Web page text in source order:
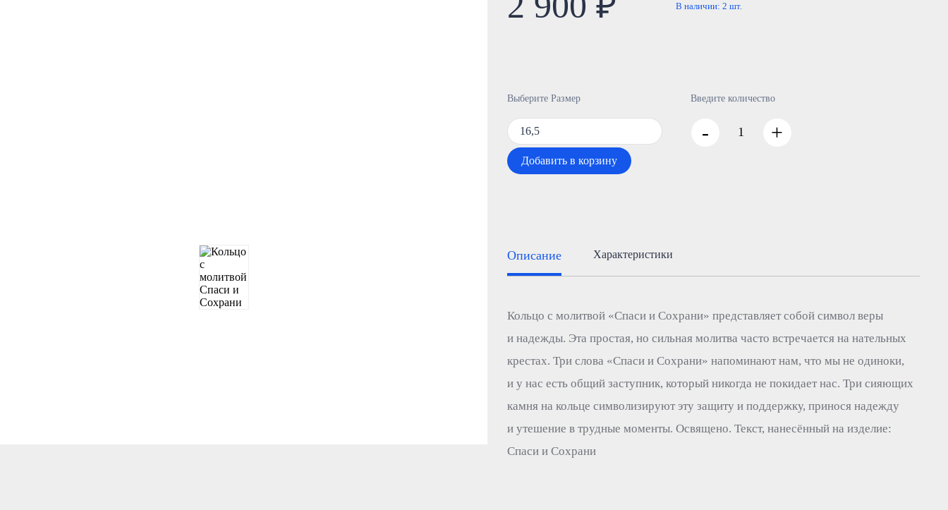
В наличии: 2 шт.
Выберите Размер
16,5
Введите количество
- +
Добавить в корзину
Описание Характеристики
Кольцо с молитвой «Спаси и Сохрани» представляет собой символ веры
и надежды. Эта простая, но сильная молитва часто встречается на нательных
крестах. Три слова «Спаси и Сохрани» напоминают нам, что мы не одиноки,
и у нас есть общий заступник, который никогда не покидает нас. Три сияющих
камня на кольце символизируют эту защиту и поддержку, принося надежду
и утешение в трудные моменты. Освящено. Текст, нанесённый на изделие:
Спаси и Сохрани